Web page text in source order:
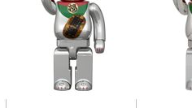
BE@RBRICK 水曜日の
ダウンタウン 招き猫
1000％